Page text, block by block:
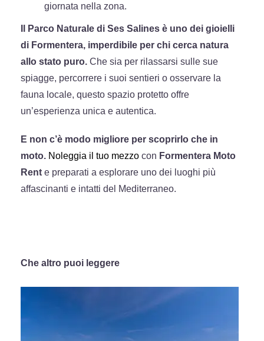
giornata nella zona.
Il Parco Naturale di Ses Salines è uno dei gioielli
di Formentera, imperdibile per chi cerca natura
allo stato puro. Che sia per rilassarsi sulle sue
spiagge, percorrere i suoi sentieri o osservare la
fauna locale, questo spazio protetto offre
un’esperienza unica e autentica.
E non c’è modo migliore per scoprirlo che in
moto. Noleggia il tuo mezzo con Formentera Moto
Rent e preparati a esplorare uno dei luoghi più
affascinanti e intatti del Mediterraneo.
Che altro puoi leggere